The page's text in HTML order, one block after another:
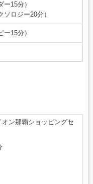
15分）
ロジー20分）
15分）
ン那覇ショッピングセ